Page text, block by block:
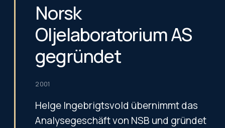
Norsk
Oljelaboratorium AS
gegründet
2001
Helge Ingebrigtsvold übernimmt das
Analysegeschäft von NSB und gründet